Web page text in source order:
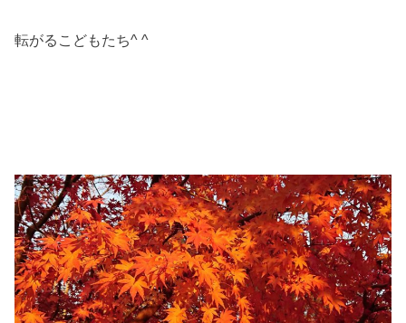
転がるこどもたち^ ^